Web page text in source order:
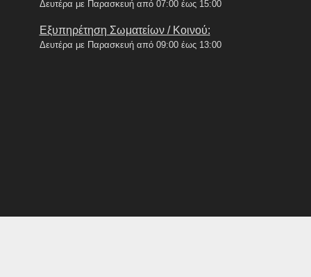
Δευτέρα με Παρασκευή από 07:00 έως 15:00
Εξυπηρέτηση Σωματείων / Κοινού:
Δευτέρα με Παρασκευή από 09:00 έως 13:00